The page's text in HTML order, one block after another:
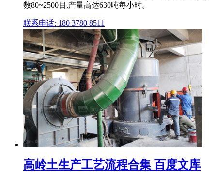
数80~2500目,产量高达630吨每小时。
联系电话: 180 3780 8511
高岭土生产工艺流程合集 百度文库